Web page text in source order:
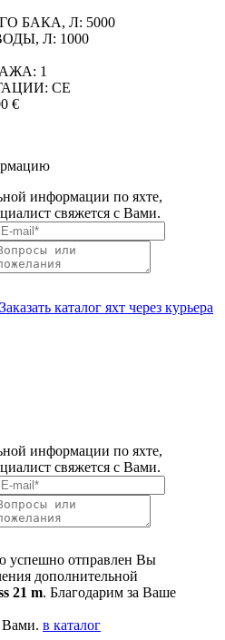
БАКА, Л: 5000
Л: 1000
1
CE
€
информации по яхте,
свяжется с Вами.
Заказать каталог яхт через курьера
информации по яхте,
свяжется с Вами.
успешно отправлен Вы
дополнительной
21 m. Благодарим за Ваше
Вами. в каталог